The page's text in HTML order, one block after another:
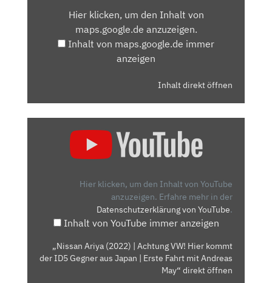
MAPS.GOOGLE.DEHier klicken, um den Inhalt von
maps.google.de anzuzeigen.
Inhalt von maps.google.de immer
anzeigen
Inhalt direkt öffnen
KOMMT
ID5
Hier klicken, um den Inhalt von YouTube
anzuzeigen. Erfahre mehr in der
Datenschutzerklärung von YouTube.
Inhalt von YouTube immer anzeigen
„Nissan Ariya (2022) | Achtung VW! Hier kommt
der ID5 Gegner aus Japan | Erste Fahrt mit Andreas
May“ direkt öffnen